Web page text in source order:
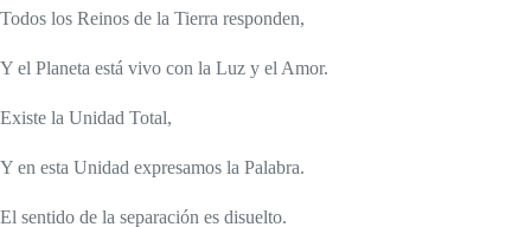
Todos los Reinos de la Tierra responden,
Y el Planeta está vivo con la Luz y el Amor.
Existe la Unidad Total,
Y en esta Unidad expresamos la Palabra.
El sentido de la separación es disuelto.